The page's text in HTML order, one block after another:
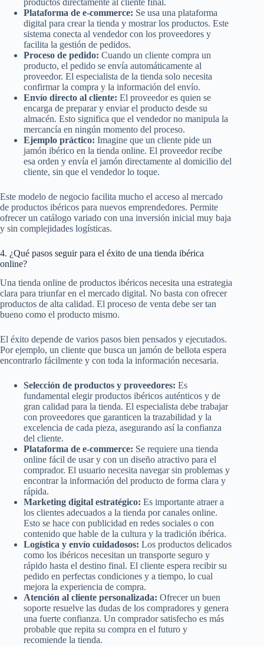
Plataforma de e-commerce: Se usa una plataforma
digital para crear la tienda y mostrar los productos. Este
sistema conecta al vendedor con los proveedores y
facilita la gestión de pedidos.
Proceso de pedido: Cuando un cliente compra un
producto, el pedido se envía automáticamente al
proveedor. El especialista de la tienda solo necesita
confirmar la compra y la información del envío.
Envío directo al cliente: El proveedor es quien se
encarga de preparar y enviar el producto desde su
almacén. Esto significa que el vendedor no manipula la
mercancía en ningún momento del proceso.
Ejemplo práctico: Imagine que un cliente pide un
jamón ibérico en la tienda online. El proveedor recibe
esa orden y envía el jamón directamente al domicilio del
cliente, sin que el vendedor lo toque.
Este modelo de negocio facilita mucho el acceso al mercado
de productos ibéricos para nuevos emprendedores. Permite
ofrecer un catálogo variado con una inversión inicial muy baja
y sin complejidades logísticas.
4. ¿Qué pasos seguir para el éxito de una tienda ibérica
online?
Una tienda online de productos ibéricos necesita una estrategia
clara para triunfar en el mercado digital. No basta con ofrecer
productos de alta calidad. El proceso de venta debe ser tan
bueno como el producto mismo.
El éxito depende de varios pasos bien pensados y ejecutados.
Por ejemplo, un cliente que busca un jamón de bellota espera
encontrarlo fácilmente y con toda la información necesaria.
Selección de productos y proveedores: Es
fundamental elegir productos ibéricos auténticos y de
gran calidad para la tienda. El especialista debe trabajar
con proveedores que garanticen la trazabilidad y la
excelencia de cada pieza, asegurando así la confianza
del cliente.
Plataforma de e-commerce: Se requiere una tienda
online fácil de usar y con un diseño atractivo para el
comprador. El usuario necesita navegar sin problemas y
encontrar la información del producto de forma clara y
rápida.
Marketing digital estratégico: Es importante atraer a
los clientes adecuados a la tienda por canales online.
Esto se hace con publicidad en redes sociales o con
contenido que hable de la cultura y la tradición ibérica.
Logística y envío cuidadosos: Los productos delicados
como los ibéricos necesitan un transporte seguro y
rápido hasta el destino final. El cliente espera recibir su
pedido en perfectas condiciones y a tiempo, lo cual
mejora la experiencia de compra.
Atención al cliente personalizada: Ofrecer un buen
soporte resuelve las dudas de los compradores y genera
una fuerte confianza. Un comprador satisfecho es más
probable que repita su compra en el futuro y
recomiende la tienda.